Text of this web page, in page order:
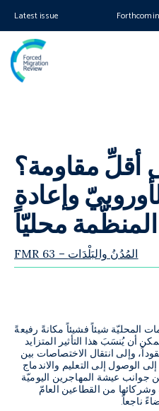
Latest issue
أقلِّ مقاومة؟
وإعادة
محليّاً
FMR 63 – المُدُنُ والبَلْدَات
المحليّة شيئاً فشيئاً مكانةً رفيعةً
أن يُنسَبَ هذا التأثير المتزايد
وإلى انتقال الاختصاصات بين
الوصول إلى التعليم والاندماج
جوانب عيشة المهاجرين اليوميّة
من القطاعين العامّ
ناجعاً.